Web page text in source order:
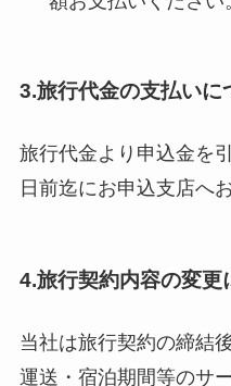
3.旅行代金の支払いに
旅行代金より申込金を
日前迄にお申込支店へ
4.旅行契約内容の変更
当社は旅行契約の締結
運送・宿泊期間等のサ